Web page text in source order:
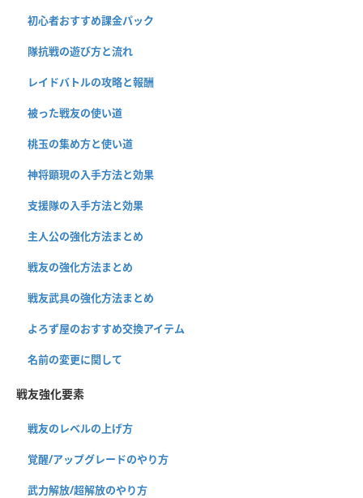
初心者おすすめ課金パック
隊抗戦の遊び方と流れ
レイドバトルの攻略と報酬
被った戦友の使い道
桃玉の集め方と使い道
神将顕現の入手方法と効果
支援隊の入手方法と効果
主人公の強化方法まとめ
戦友の強化方法まとめ
戦友武具の強化方法まとめ
よろず屋のおすすめ交換アイテム
名前の変更に関して
戦友強化要素
戦友のレベルの上げ方
覚醒/アップグレードのやり方
武力解放/超解放のやり方